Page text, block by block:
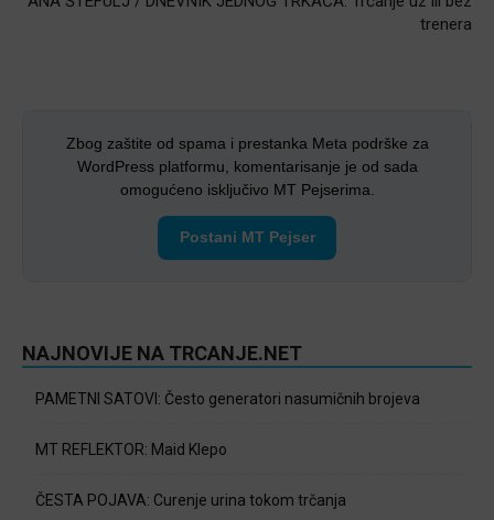
trenera
Zbog zaštite od spama i prestanka Meta podrške za
WordPress platformu, komentarisanje je od sada
omogućeno isključivo MT Pejserima.
Postani MT Pejser
NAJNOVIJE NA TRCANJE.NET
PAMETNI SATOVI: Često generatori nasumičnih brojeva
MT REFLEKTOR: Maid Klepo
ČESTA POJAVA: Curenje urina tokom trčanja